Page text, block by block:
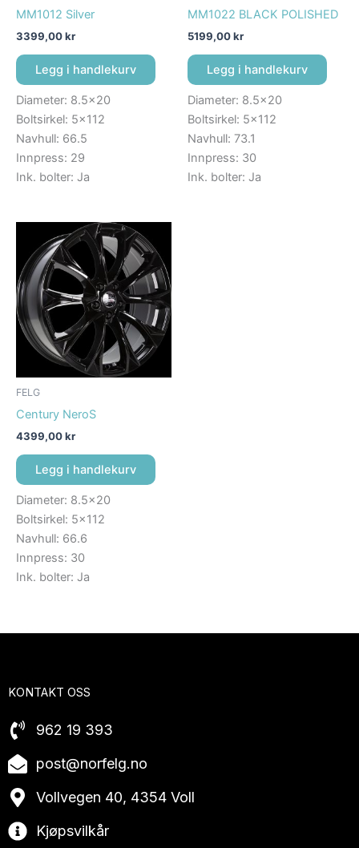
MM1012 Silver
3399,00kr
Legg i handlekurv
Diameter: 8.5×20
Boltsirkel: 5×112
Navhull: 66.5
Innpress: 29
Ink. bolter: Ja
MM1022 BLACK POLISHED
5199,00kr
Legg i handlekurv
Diameter: 8.5×20
Boltsirkel: 5×112
Navhull: 73.1
Innpress: 30
Ink. bolter: Ja
FELG
Century NeroS
4399,00kr
Legg i handlekurv
Diameter: 8.5×20
Boltsirkel: 5×112
Navhull: 66.6
Innpress: 30
Ink. bolter: Ja
KONTAKT OSS
962 19 393
post@norfelg.no
Vollvegen 40, 4354 Voll
Kjøpsvilkår